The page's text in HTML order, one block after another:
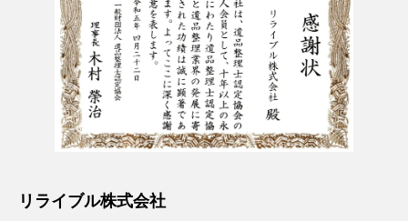
リライブル株式会社